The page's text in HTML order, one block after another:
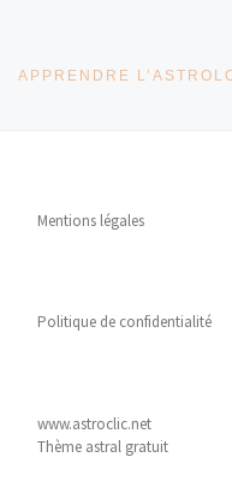
Mentions légales
Politique de confidentialité
www.astroclic.net
Thème astral gratuit